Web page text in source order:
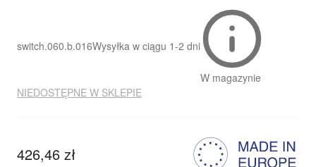
switch.060.b.016Wysyłka w ciągu 1-2 dni
W magazynie
NIEDOSTĘPNE W SKLEPIE
426,46 zł